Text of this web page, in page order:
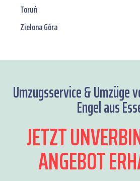
Toruń
Zielona Góra
Umzugsservice & Umzüge
Engel aus
JETZT
ANGEBOT